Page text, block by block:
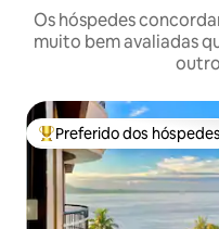
Os hóspedes
muito bem avaliadas
Entre os melhores
Preferido dos hóspedes